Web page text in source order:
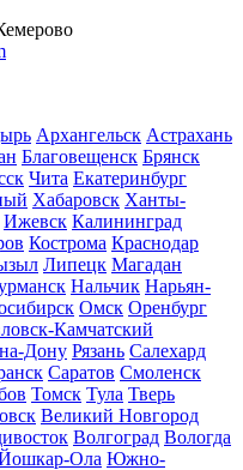
Архангельск Астрахань
Благовещенск Брянск
Чита Екатеринбург
Хабаровск Ханты-
Ижевск Калининград
Кострома Краснодар
Липецк Магадан
Нальчик Нарьян-
Омск Оренбург
Камчатский
Дону Рязань Салехард
Саратов Смоленск
Томск Тула Тверь
Великий Новгород
Волгоград Вологда
Ола Южно-